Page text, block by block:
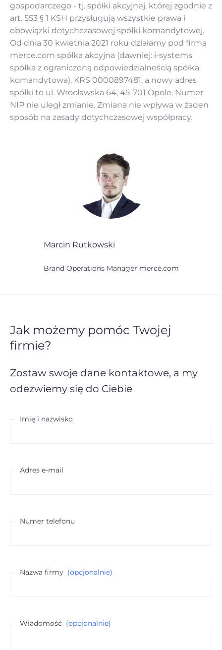
gospodarczego - tj. spółki akcyjnej, której zgodnie z
art. 553 § 1 KSH przysługują wszystkie prawa i
obowiązki dotychczasowej spółki komandytowej.
Od dnia 30 kwietnia 2021 roku działamy pod firmą
merce.com spółka akcyjna (dawniej: i-systems
spółka z ograniczoną odpowiedzialnością spółka
komandytowa), KRS 0000897481, a nowy adres
spółki to ul. Wrocławska 64, 45-701 Opole. Numer
NIP nie uległ zmianie. Zmiana nie wpływa w żaden
sposób na zasady dotychczasowej współpracy.
Marcin Rutkowski
Brand Operations Manager merce.com
Jak możemy pomóc Twojej
firmie?
Zostaw swoje dane kontaktowe, a my
odezwiemy się do Ciebie
Imię i nazwisko
Adres e-mail
Numer telefonu
Nazwa firmy (opcjonalnie)
Wiadomość (opcjonalnie)